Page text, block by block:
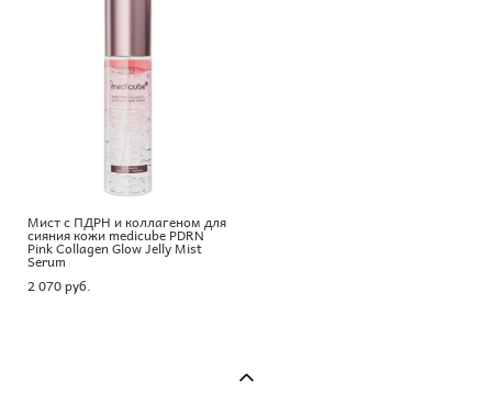
Мист с ПДРН и коллагеном для
сияния кожи medicube PDRN
Pink Collagen Glow Jelly Mist
Serum
2 070 pуб.